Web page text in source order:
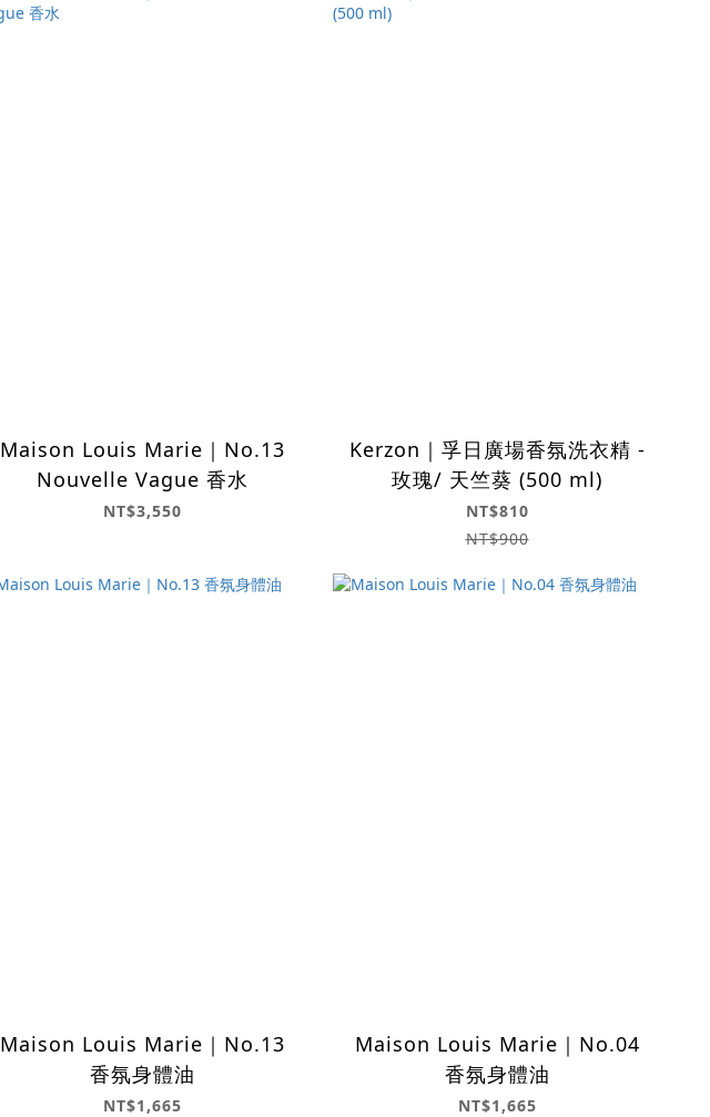
Maison Louis Marie｜No.13
Nouvelle Vague 香水
NT$3,550
Kerzon｜孚日廣場香氛洗衣精 -
玫瑰/ 天竺葵 (500 ml)
NT$810
NT$900
Maison Louis Marie｜No.13
香氛身體油
NT$1,665
Maison Louis Marie｜No.04
香氛身體油
NT$1,665